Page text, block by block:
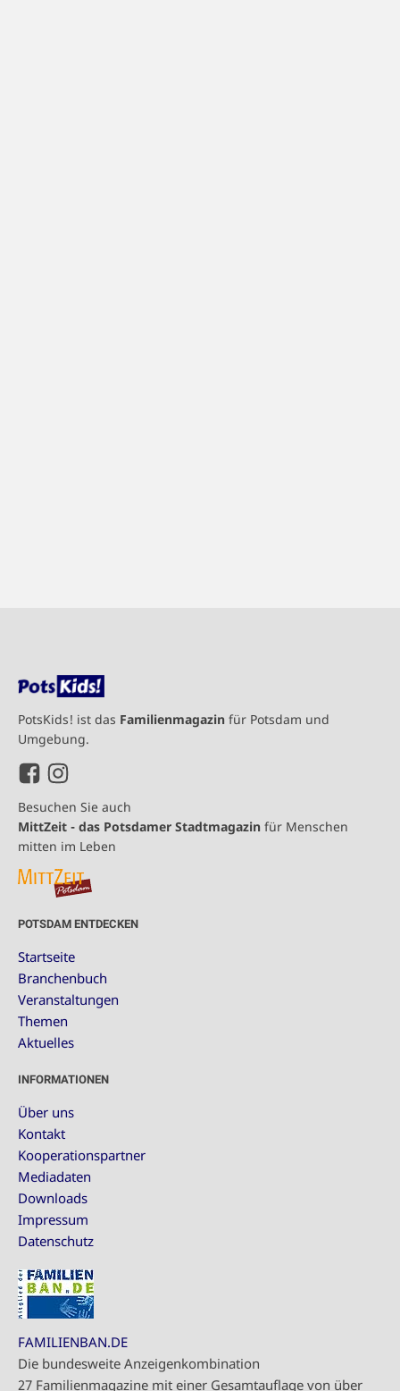
PotsKids! ist das Familienmagazin für Potsdam und
Umgebung.
Besuchen Sie auch
MittZeit - das Potsdamer Stadtmagazin für Menschen
mitten im Leben
POTSDAM ENTDECKEN
Startseite
Branchenbuch
Veranstaltungen
Themen
Aktuelles
INFORMATIONEN
Über uns
Kontakt
Kooperationspartner
Mediadaten
Downloads
Impressum
Datenschutz
FAMILIENBAN.DE
Die bundesweite Anzeigenkombination
27 Familienmagazine mit einer Gesamtauflage von über